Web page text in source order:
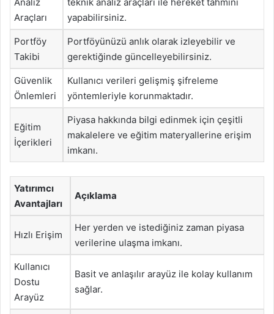
Araçları
yapabilirsiniz.
Portföy
Takibi
Portföyünüzü anlık olarak izleyebilir ve
gerektiğinde güncelleyebilirsiniz.
Güvenlik
Önlemleri
Kullanıcı verileri gelişmiş şifreleme
yöntemleriyle korunmaktadır.
Eğitim
İçerikleri
Piyasa hakkında bilgi edinmek için çeşitli
makalelere ve eğitim materyallerine erişim
imkanı.
Yatırımcı
Avantajları
Açıklama
Hızlı Erişim
Her yerden ve istediğiniz zaman piyasa
verilerine ulaşma imkanı.
Kullanıcı
Dostu
Arayüz
Basit ve anlaşılır arayüz ile kolay kullanım
sağlar.